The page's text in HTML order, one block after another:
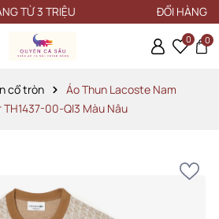
3 TRIỆU ĐỔI HÀNG trong
0 0
cổ tròn
Áo Thun Lacoste Nam
00-QI3 Màu Nâu